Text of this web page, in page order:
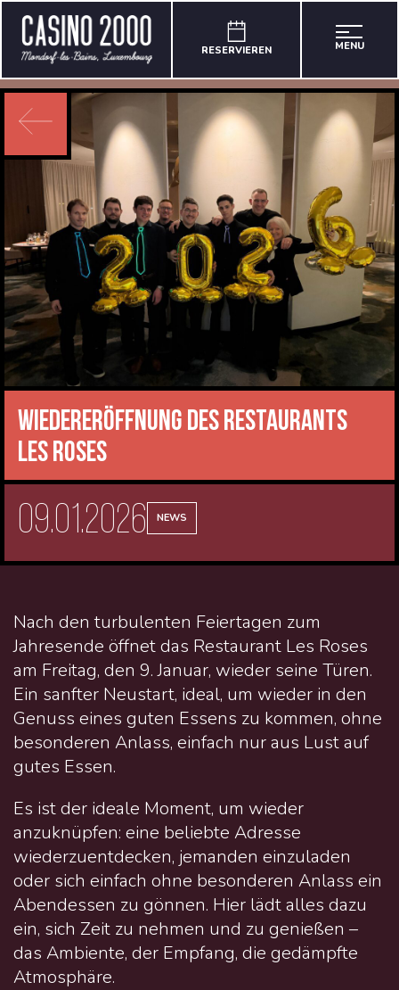
RESERVIEREN MENU
Wiedereröffnung des Restaurants
Les Roses
09.01.2026 NEWS
Nach den turbulenten Feiertagen zum
Jahresende öffnet das Restaurant Les Roses
am Freitag, den 9. Januar, wieder seine Türen.
Ein sanfter Neustart, ideal, um wieder in den
Genuss eines guten Essens zu kommen, ohne
besonderen Anlass, einfach nur aus Lust auf
gutes Essen.
Es ist der ideale Moment, um wieder
anzuknüpfen: eine beliebte Adresse
wiederzuentdecken, jemanden einzuladen
oder sich einfach ohne besonderen Anlass ein
Abendessen zu gönnen. Hier lädt alles dazu
ein, sich Zeit zu nehmen und zu genießen –
das Ambiente, der Empfang, die gedämpfte
Atmosphäre.